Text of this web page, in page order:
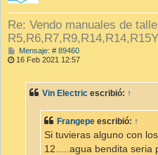
Re: Vendo manuales de
Mensaje: # 89460M
e
j
16 Feb 2021 12:57
Vin Electric escribió: ↑
Frangepe escribió: ↑
Si tuvieras alguno con
12.....agua bendita seria